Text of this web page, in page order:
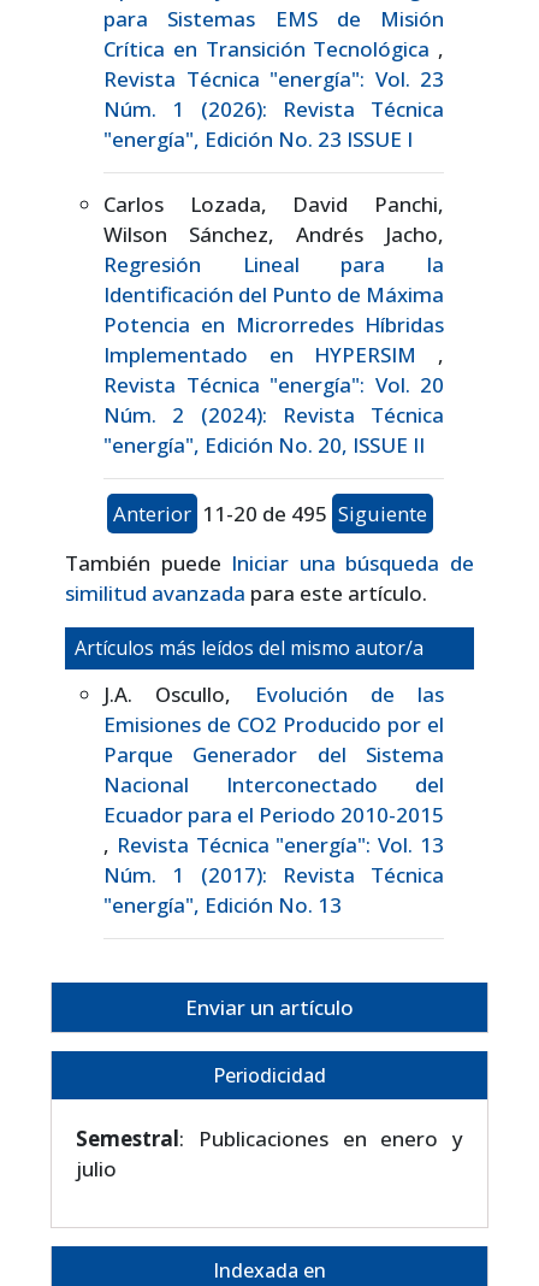
para Sistemas EMS de Misión
Crítica en Transición Tecnológica ,
Revista Técnica "energía": Vol. 23
Núm. 1 (2026): Revista Técnica
"energía", Edición No. 23 ISSUE I
Carlos Lozada, David Panchi,
Wilson Sánchez, Andrés Jacho,
Regresión Lineal para la
Identificación del Punto de Máxima
Potencia en Microrredes Híbridas
Implementado en HYPERSIM ,
Revista Técnica "energía": Vol. 20
Núm. 2 (2024): Revista Técnica
"energía", Edición No. 20, ISSUE II
Anterior 11-20 de 495 Siguiente
También puede Iniciar una búsqueda de
similitud avanzada para este artículo.
Artículos más leídos del mismo autor/a
J.A. Oscullo,
Evolución de las
Emisiones de CO2 Producido por el
Parque Generador del Sistema
Nacional Interconectado del
Ecuador para el Periodo 2010-2015
, Revista Técnica "energía": Vol. 13
Núm. 1 (2017): Revista Técnica
"energía", Edición No. 13
Enviar un artículo
Periodicidad
Semestral: Publicaciones en enero y
julio
Indexada en